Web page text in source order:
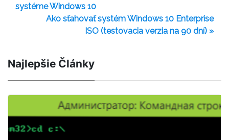
systéme Windows 10
Ako sťahovať systém Windows 10 Enterprise
ISO (testovacia verzia na 90 dní) »
Najlepšie Články